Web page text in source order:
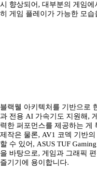
시 향상되어, 대부분의 게임
히 게임 플레이가 가능한 모
블랙웰 아키텍처를 기반으로
과 전용 AI 가속기도 지원해,
력한 퍼포먼스를 제공하는 게
제작은 물론, AV1 코덱 기반
할 수 있어, ASUS TUF
을 바탕으로, 게임과 그래픽
즐기기에 용이합니다.